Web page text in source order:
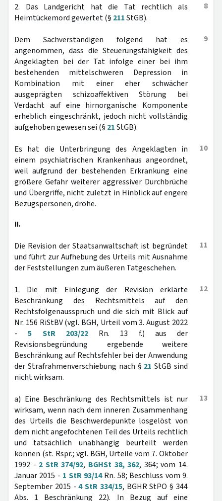
8
2. Das Landgericht hat die Tat rechtlich als
Heimtückemord gewertet (§ 211StGB).
9
Dem Sachverständigen folgend hat es
angenommen, dass die Steuerungsfähigkeit des
Angeklagten bei der Tat infolge einer bei ihm
bestehenden mittelschweren Depression in
Kombination mit einer eher schwächer
ausgeprägten schizoaffektiven Störung bei
Verdacht auf eine hirnorganische Komponente
erheblich eingeschränkt, jedoch nicht vollständig
aufgehoben gewesen sei (§ 21StGB).
10
Es hat die Unterbringung des Angeklagten in
einem psychiatrischen Krankenhaus angeordnet,
weil aufgrund der bestehenden Erkrankung eine
größere Gefahr weiterer aggressiver Durchbrüche
und Übergriffe, nicht zuletzt in Hinblick auf engere
Bezugspersonen, drohe.
II.
11
Die Revision der Staatsanwaltschaft ist begründet
und führt zur Aufhebung des Urteils mit Ausnahme
der Feststellungen zum äußeren Tatgeschehen.
12
1. Die mit Einlegung der Revision erklärte
Beschränkung des Rechtsmittels auf den
Rechtsfolgenausspruch und die sich mit Blick auf
Nr. 156 RiStBV (vgl. BGH, Urteil vom 3. August 2022
-5 StR 203/22Rn. 13 f.) aus der
Revisionsbegründung ergebende weitere
Beschränkung auf Rechtsfehler bei der Anwendung
der Strafrahmenverschiebung nach § 21 StGB sind
nicht wirksam.
13
a) Eine Beschränkung des Rechtsmittels ist nur
wirksam, wenn nach dem inneren Zusammenhang
des Urteils die Beschwerdepunkte losgelöst von
dem nicht angefochtenen Teil des Urteils rechtlich
und tatsächlich unabhängig beurteilt werden
können (st. Rspr.; vgl. BGH, Urteile vom 7. Oktober
1992 - 2 StR 374/92, BGHSt 38, 362, 364; vom 14.
Januar 2015 - 1 StR 93/14Rn. 58; Beschluss vom 9.
September 2015 -4 StR 334/15, BGHR StPO § 344
Abs. 1 Beschränkung 22). In Bezug auf eine